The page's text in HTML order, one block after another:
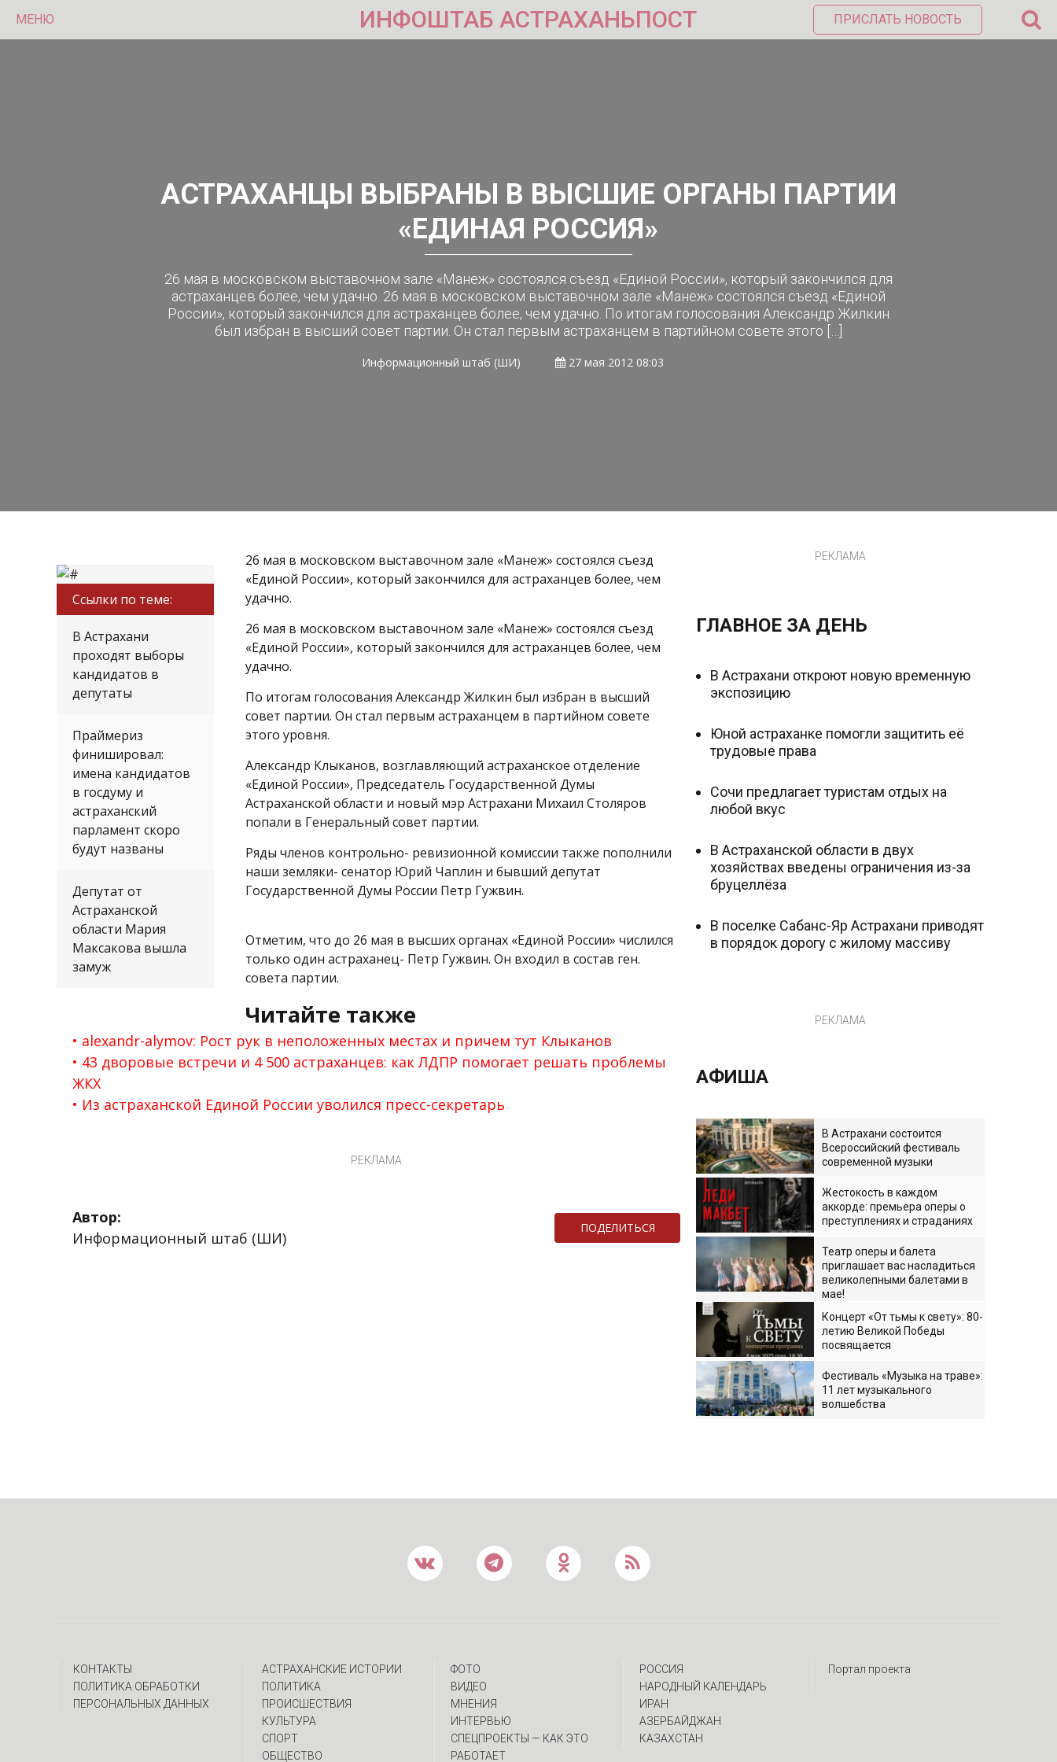
МЕНЮ ИНФОШТАБ АСТРАХАНЬПОСТ ПРИСЛАТЬ НОВОСТЬ
АСТРАХАНЦЫ ВЫБРАНЫ В ВЫСШИЕ ОРГАНЫ ПАРТИИ
«ЕДИНАЯ РОССИЯ»
26 мая в московском выставочном зале «Манеж» состоялся съезд «Единой России», который закончился для
астраханцев более, чем удачно. 26 мая в московском выставочном зале «Манеж» состоялся съезд «Единой
России», который закончился для астраханцев более, чем удачно. По итогам голосования Александр Жилкин
был избран в высший совет партии. Он стал первым астраханцем в партийном совете этого […]
Информационный штаб (ШИ) 27 мая 2012 08:03
Ссылки по теме:
В Астрахани
проходят выборы
кандидатов в
депутаты
Праймериз
финишировал:
имена кандидатов
в госдуму и
астраханский
парламент скоро
будут названы
Депутат от
Астраханской
области Мария
Максакова вышла
замуж
26 мая в московском выставочном зале «Манеж» состоялся съезд
«Единой России», который закончился для астраханцев более, чем
удачно.
26 мая в московском выставочном зале «Манеж» состоялся съезд
«Единой России», который закончился для астраханцев более, чем
удачно.
По итогам голосования Александр Жилкин был избран в высший
совет партии. Он стал первым астраханцем в партийном совете
этого уровня.
Александр Клыканов, возглавляющий астраханское отделение
«Единой России», Председатель Государственной Думы
Астраханской области и новый мэр Астрахани Михаил Столяров
попали в Генеральный совет партии.
Ряды членов контрольно- ревизионной комиссии также пополнили
наши земляки- сенатор Юрий Чаплин и бывший депутат
Государственной Думы России Петр Гужвин.
Отметим, что до 26 мая в высших органах «Единой России» числился
только один астраханец- Петр Гужвин. Он входил в состав ген.
совета партии.
Читайте также
alexandr-alymov: Рост рук в неположенных местах и причем тут Клыканов
43 дворовые встречи и 4 500 астраханцев: как ЛДПР помогает решать проблемы
ЖКХ
Из астраханской Единой России уволился пресс-секретарь
РЕКЛАМА
Автор:
Информационный штаб (ШИ)
ПОДЕЛИТЬСЯ
РЕКЛАМА
ГЛАВНОЕ ЗА ДЕНЬ
В Астрахани откроют новую временную
экспозицию
Юной астраханке помогли защитить её
трудовые права
Сочи предлагает туристам отдых на
любой вкус
В Астраханской области в двух
хозяйствах введены ограничения из-за
бруцеллёза
В поселке Сабанс-Яр Астрахани приводят
в порядок дорогу с жилому массиву
РЕКЛАМА
АФИША
В Астрахани состоится
Всероссийский фестиваль
современной музыки
Жестокость в каждом
аккорде: премьера оперы о
преступлениях и страданиях
Театр оперы и балета
приглашает вас насладиться
великолепными балетами в
мае!
Концерт «От тьмы к свету»: 80-
летию Великой Победы
посвящается
Фестиваль «Музыка на траве»:
11 лет музыкального
волшебства
КОНТАКТЫ
ПОЛИТИКА ОБРАБОТКИ
ПЕРСОНАЛЬНЫХ ДАННЫХ
АСТРАХАНСКИЕ ИСТОРИИ
ПОЛИТИКА
ПРОИСШЕСТВИЯ
КУЛЬТУРА
СПОРТ
ОБЩЕСТВО
ФОТО
ВИДЕО
МНЕНИЯ
ИНТЕРВЬЮ
CПЕЦПРОЕКТЫ — КАК ЭТО
РАБОТАЕТ
РОССИЯ
НАРОДНЫЙ КАЛЕНДАРЬ
ИРАН
АЗЕРБАЙДЖАН
КАЗАХСТАН
Портал проекта